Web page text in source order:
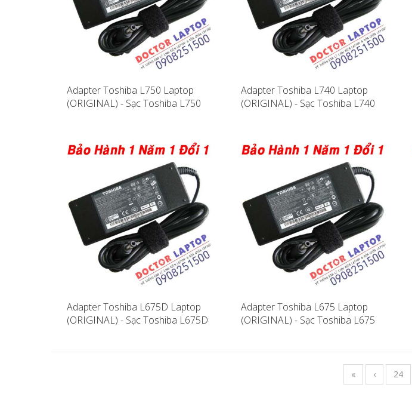
Adapter Toshiba L750 Laptop
(ORIGINAL) - Sạc Toshiba L750
Adapter Toshiba L740 Laptop
(ORIGINAL) - Sạc Toshiba L740
Adapter Toshiba L675D Laptop
(ORIGINAL) - Sạc Toshiba L675D
Adapter Toshiba L675 Laptop
(ORIGINAL) - Sạc Toshiba L675
« ‹ 24